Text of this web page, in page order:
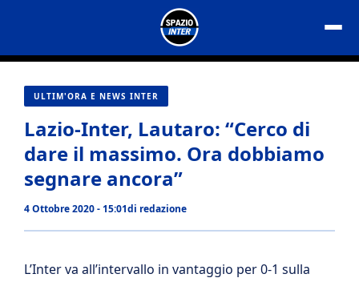
contenuto
ULTIM'ORA E NEWS INTER
Lazio-Inter, Lautaro: “Cerco di
dare il massimo. Ora dobbiamo
segnare ancora”
4 Ottobre 2020 - 15:01di redazione
L’Inter va all’intervallo in vantaggio per 0-1 sulla